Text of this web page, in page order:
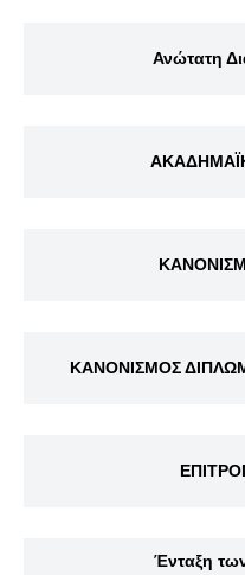
Ανώτατη
ΚΑΝΟΝΙΣΜΟΣ
Ένταξη